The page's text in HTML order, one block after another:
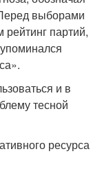
выборами
партий,
и в
тесной
ресурса